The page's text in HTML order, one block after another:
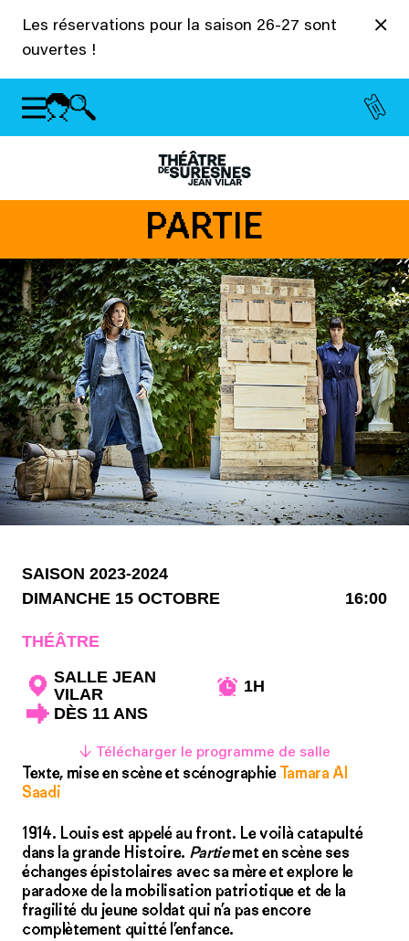
Les réservations pour la saison 26-27 sont
ouvertes !
PARTIE
SAISON 2023-2024
DIMANCHE 15 OCTOBRE
16:00
THÉÂTRE
SALLE JEAN
VILAR
1H
DÈS 11 ANS
↓ Télécharger le programme de salle
Texte, mise en scène et scénographie Tamara Al
Saadi
1914. Louis est appelé au front. Le voilà catapulté
dans la grande Histoire. Partiemet en scène ses
échanges épistolaires avec sa mère et explore le
paradoxe de la mobilisation patriotique et de la
fragilité du jeune soldat qui n’a pas encore
complètement quitté l’enfance.